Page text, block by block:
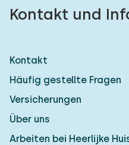
Kontakt und
Kontakt
Häufig gestellte Fragen
Versicherungen
Über uns
Arbeiten bei Heerlijke